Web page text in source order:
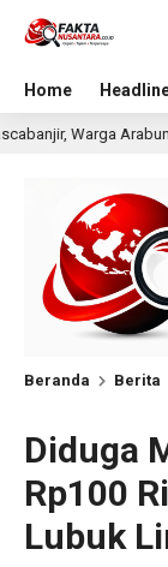
Home
Bantuan
Beranda Berita
Diduga
Rp100
Lubuk